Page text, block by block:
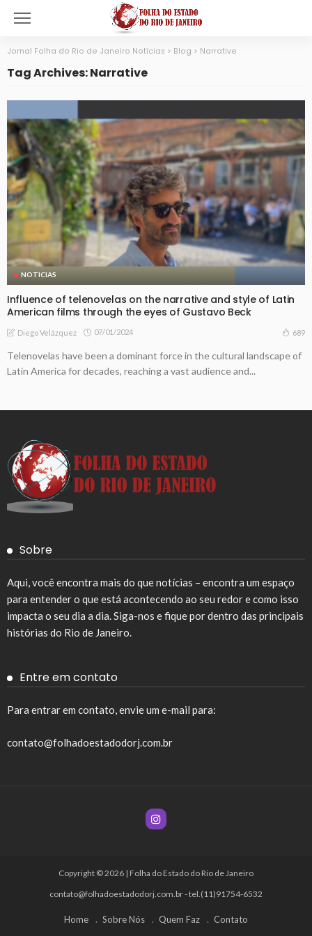
Jornal Folha do Rio de Janeiro Notícias > Blog > Narrative
Tag Archives: Narrative
NOTICIAS
Influence of telenovelas on the narrative and style of Latin
American films through the eyes of Gustavo Beck
Diego Velázquez 07/01/2024 689
Telenovelas have been a dominant force in the cultural landscape of
Latin America for decades, reaching a vast audience and...
Sobre
Aqui, você encontra mais do que notícias – encontra um espaço
para entender o que está acontecendo ao seu redor e como isso
impacta o seu dia a dia. Siga-nos e fique por dentro das principais
histórias do Rio de Janeiro.
Entre em contato
Para entrar em contato, envie um e-mail para:
contato@folhadoestadodorj.com.br
Copyright © 2026 | Folha do Estado do Rio de Janeiro
contato@folhadoestadodorj.com.br- tel.(11)91754-6532
Home Sobre Nós Quem Faz Contato